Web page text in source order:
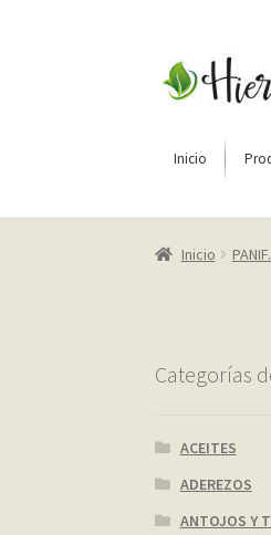
a
navegación
al
Inicio
InicioAbout Us
Inicio
Categorías
ACEITES
ADEREZOS
ANTOJOS Y